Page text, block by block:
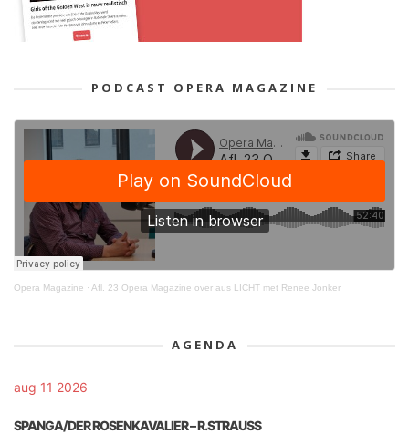
PODCAST OPERA MAGAZINE
Opera Magazine · Afl. 23 Opera Magazine over aus LICHT met Renee Jonker
AGENDA
aug 11 2026
SPANGA/DER ROSENKAVALIER – R.STRAUSS